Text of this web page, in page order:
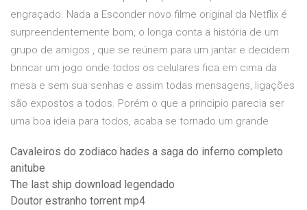
engraçado. Nada a Esconder novo filme original da Netflix é
surpreendentemente bom, o longa conta a história de um
grupo de amigos , que se reúnem para um jantar e decidem
brincar um jogo onde todos os celulares fica em cima da
mesa e sem sua senhas e assim todas mensagens, ligações
são expostos a todos. Porém o que a principio parecia ser
uma boa ideia para todos, acaba se tornado um grande
Cavaleiros do zodiaco hades a saga do inferno completo
anitube
The last ship download legendado
Doutor estranho torrent mp4